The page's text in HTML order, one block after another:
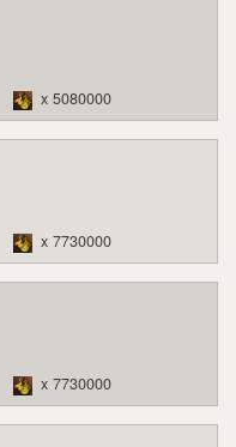
x 5080000
x 7730000
x 7730000